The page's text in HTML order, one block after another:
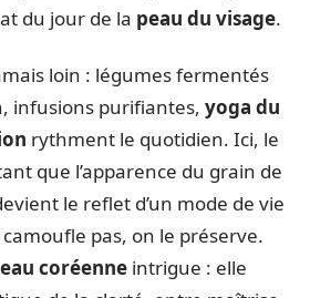
du jour de la peau du visage.
loin : légumes fermentés
infusions purifiantes, yoga du
rythment le quotidien. Ici, le
que l’apparence du grain de
le reflet d’un mode de vie
pas, on le préserve.
coréenne intrigue : elle